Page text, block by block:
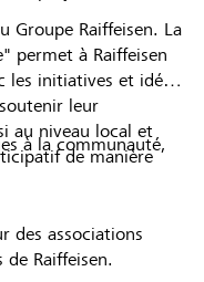
Groupe Raiffeisen. La
permet à Raiffeisen
les initiatives et idées
leur
au niveau local et
de manière
à la communauté,
des associations
de Raiffeisen.